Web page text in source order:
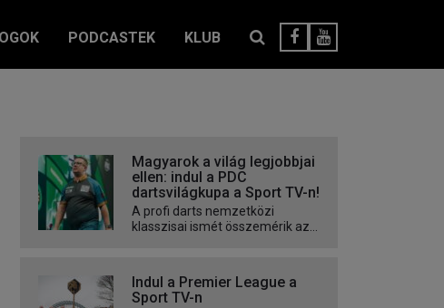
PODCASTEK KLUB
Magyarok a világ legjobbjai
ellen: indul a PDC
dartsvilágkupa a Sport TV-n!
A profi darts nemzetközi
klasszisai ismét összemérik az...
Indul a Premier League a
Sport TV-n